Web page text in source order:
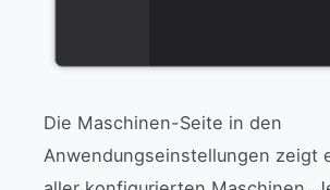
Die Maschinen-Seite in den
Anwendungseinstellungen zeigt